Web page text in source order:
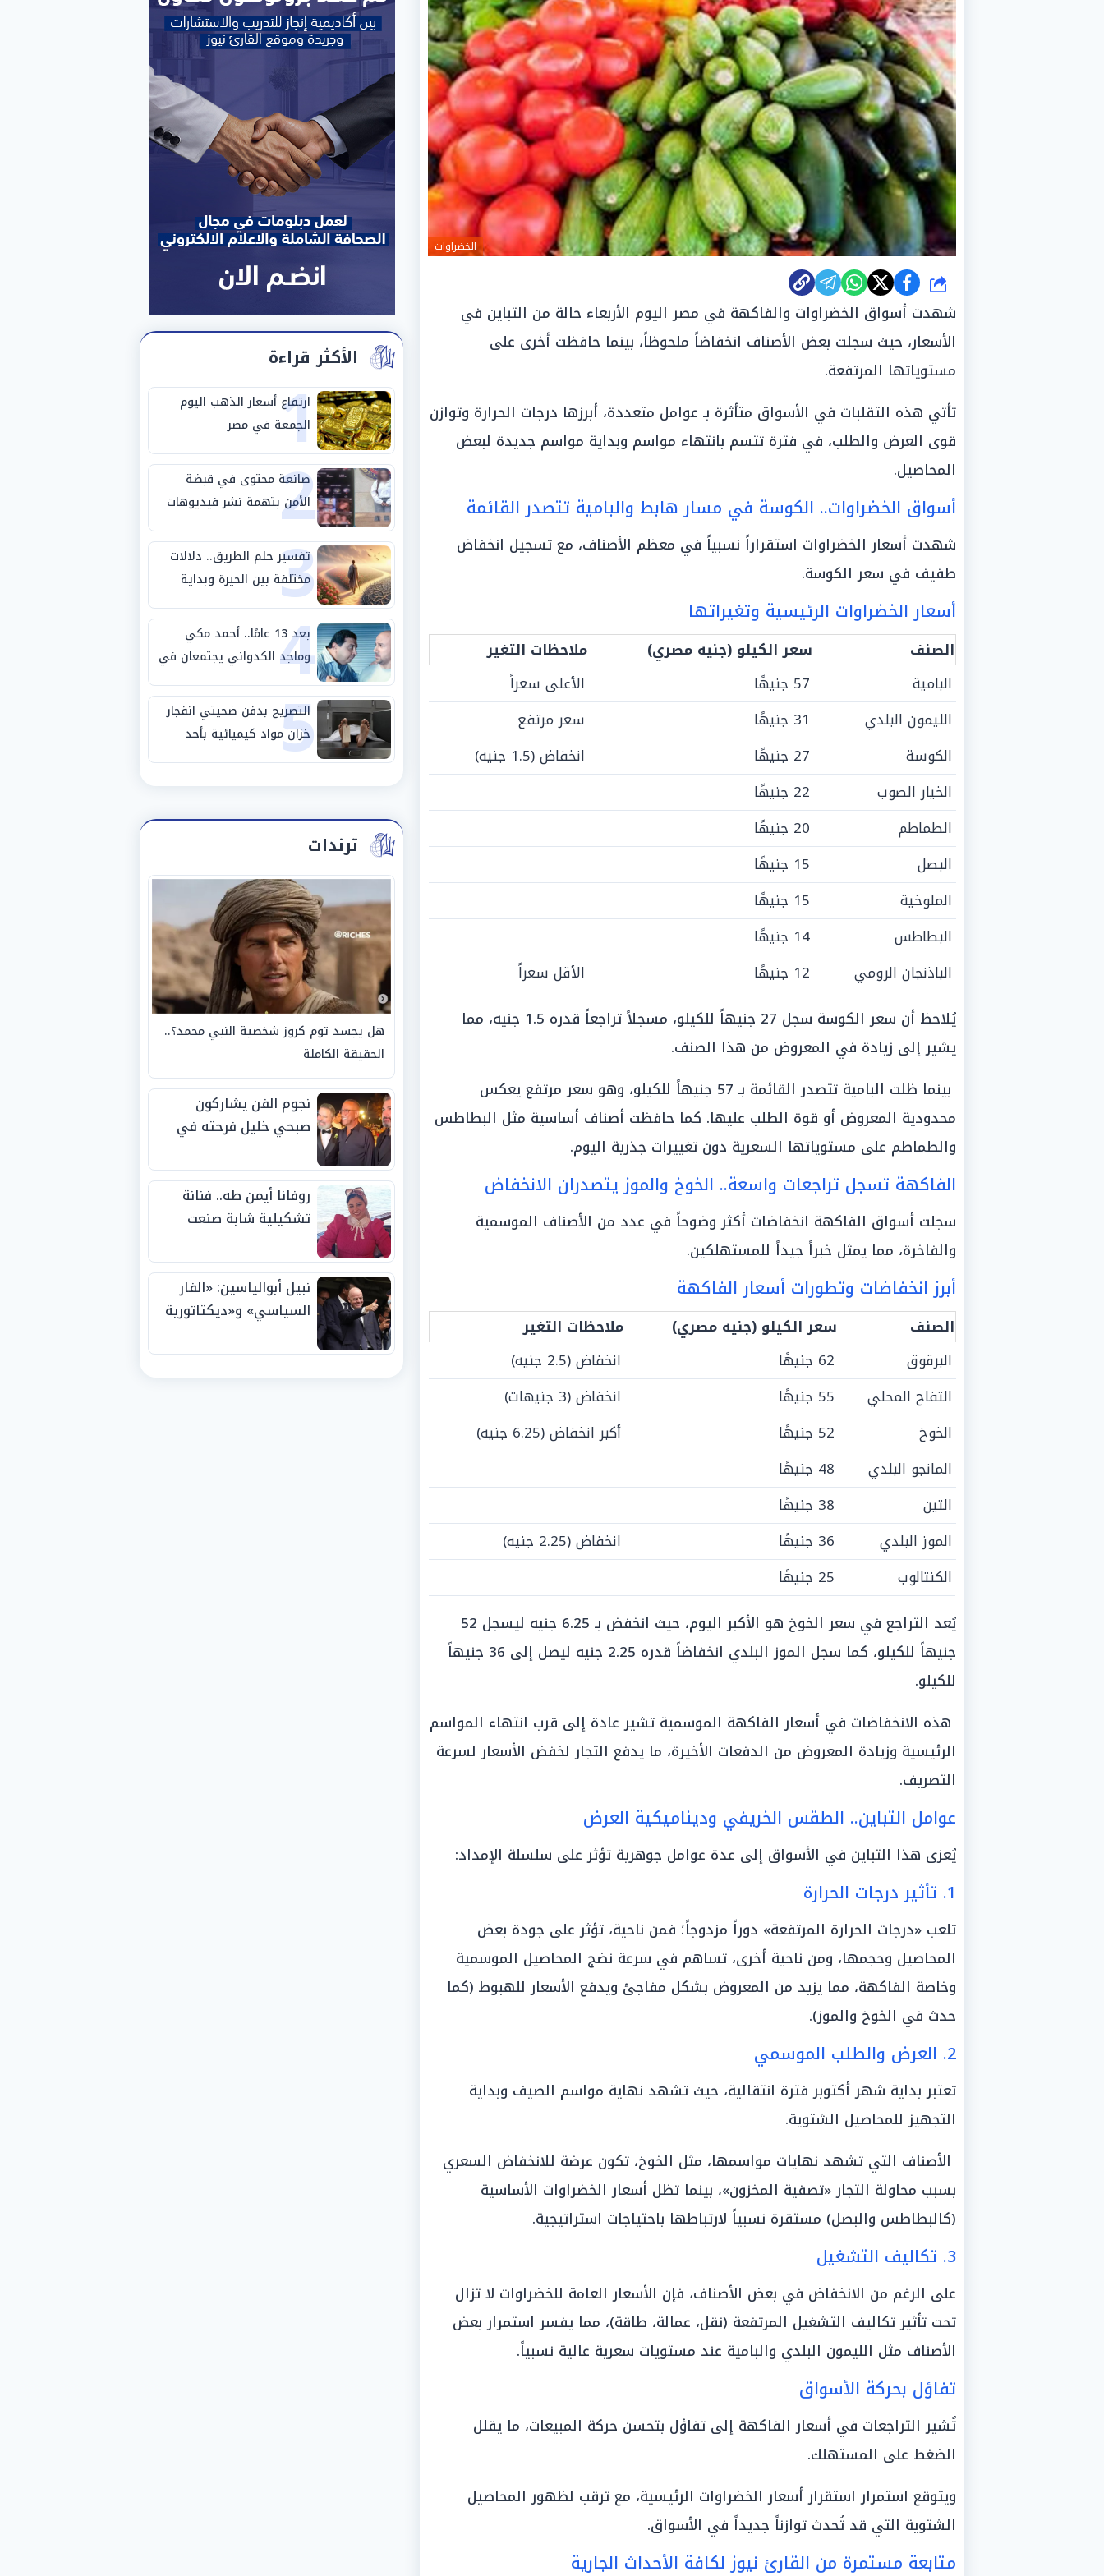
الخضراوات
شارك
شهدت أسواق الخضراوات والفاكهة في مصر اليوم الأربعاء حالة من التباين في
الأسعار، حيث سجلت بعض الأصناف انخفاضاً ملحوظاً، بينما حافظت أخرى على
مستوياتها المرتفعة.
تأتي هذه التقلبات في الأسواق متأثرة بـ عوامل متعددة، أبرزها درجات الحرارة وتوازن
قوى العرض والطلب، في فترة تتسم بانتهاء مواسم وبداية مواسم جديدة لبعض
المحاصيل.
أسواق الخضراوات.. الكوسة في مسار هابط والبامية تتصدر القائمة
شهدت أسعار الخضراوات استقراراً نسبياً في معظم الأصناف، مع تسجيل انخفاض
طفيف في سعر الكوسة.
أسعار الخضراوات الرئيسية وتغيراتها
الصنف سعر الكيلو (جنيه مصري)
ملاحظات التغير
البامية
57 جنيهًا
الأعلى سعراً
الليمون البلدي
31 جنيهًا
سعر مرتفع
الكوسة
27 جنيهًا
انخفاض (1.5 جنيه)
الخيار الصوب
22 جنيهًا
الطماطم
20 جنيهًا
البصل
15 جنيهًا
الملوخية
15 جنيهًا
البطاطس
14 جنيهًا
الباذنجان الرومي
12 جنيهًا
الأقل سعراً
يُلاحظ أن سعر الكوسة سجل 27 جنيهاً للكيلو، مسجلاً تراجعاً قدره 1.5 جنيه، مما
يشير إلى زيادة في المعروض من هذا الصنف.
بينما ظلت البامية تتصدر القائمة بـ 57 جنيهاً للكيلو، وهو سعر مرتفع يعكس
محدودية المعروض أو قوة الطلب عليها. كما حافظت أصناف أساسية مثل البطاطس
والطماطم على مستوياتها السعرية دون تغييرات جذرية اليوم.
الفاكهة تسجل تراجعات واسعة.. الخوخ والموز يتصدران الانخفاض
سجلت أسواق الفاكهة انخفاضات أكثر وضوحاً في عدد من الأصناف الموسمية
والفاخرة، مما يمثل خبراً جيداً للمستهلكين.
أبرز انخفاضات وتطورات أسعار الفاكهة
الصنف سعر الكيلو (جنيه مصري)
ملاحظات التغير
البرقوق
62 جنيهًا
انخفاض (2.5 جنيه)
التفاح المحلي
55 جنيهًا
انخفاض (3 جنيهات)
الخوخ
52 جنيهًا
أكبر انخفاض (6.25 جنيه)
المانجو البلدي
48 جنيهًا
التين
38 جنيهًا
الموز البلدي
36 جنيهًا
انخفاض (2.25 جنيه)
الكنتالوب
25 جنيهًا
يُعد التراجع في سعر الخوخ هو الأكبر اليوم، حيث انخفض بـ 6.25 جنيه ليسجل 52
جنيهاً للكيلو، كما سجل الموز البلدي انخفاضاً قدره 2.25 جنيه ليصل إلى 36 جنيهاً
للكيلو.
هذه الانخفاضات في أسعار الفاكهة الموسمية تشير عادة إلى قرب انتهاء المواسم
الرئيسية وزيادة المعروض من الدفعات الأخيرة، ما يدفع التجار لخفض الأسعار لسرعة
التصريف.
عوامل التباين.. الطقس الخريفي وديناميكية العرض
يُعزى هذا التباين في الأسواق إلى عدة عوامل جوهرية تؤثر على سلسلة الإمداد:
1. تأثير درجات الحرارة
تلعب «درجات الحرارة المرتفعة» دوراً مزدوجاً؛ فمن ناحية، تؤثر على جودة بعض
المحاصيل وحجمها، ومن ناحية أخرى، تساهم في سرعة نضج المحاصيل الموسمية
وخاصة الفاكهة، مما يزيد من المعروض بشكل مفاجئ ويدفع الأسعار للهبوط (كما
حدث في الخوخ والموز).
2. العرض والطلب الموسمي
تعتبر بداية شهر أكتوبر فترة انتقالية، حيث تشهد نهاية مواسم الصيف وبداية
التجهيز للمحاصيل الشتوية.
الأصناف التي تشهد نهايات مواسمها، مثل الخوخ، تكون عرضة للانخفاض السعري
بسبب محاولة التجار «تصفية المخزون»، بينما تظل أسعار الخضراوات الأساسية
(كالبطاطس والبصل) مستقرة نسبياً لارتباطها باحتياجات استراتيجية.
3. تكاليف التشغيل
على الرغم من الانخفاض في بعض الأصناف، فإن الأسعار العامة للخضراوات لا تزال
تحت تأثير تكاليف التشغيل المرتفعة (نقل، عمالة، طاقة)، مما يفسر استمرار بعض
الأصناف مثل الليمون البلدي والبامية عند مستويات سعرية عالية نسبياً.
تفاؤل بحركة الأسواق
تُشير التراجعات في أسعار الفاكهة إلى تفاؤل بتحسن حركة المبيعات، ما يقلل
الضغط على المستهلك.
ويتوقع استمرار استقرار أسعار الخضراوات الرئيسية، مع ترقب لظهور المحاصيل
الشتوية التي قد تُحدث توازناً جديداً في الأسواق.
متابعة مستمرة من القارئ نيوز لكافة الأحداث الجارية
الأكثر قراءة
1
ارتفاع أسعار الذهب اليوم
الجمعة في مصر
2
صانعة محتوى في قبضة
الأمن بتهمة نشر فيديوهات
خادشة للحياء
3
تفسير حلم الطريق.. دلالات
مختلفة بين الحيرة وبداية
مرحلة جديدة
4 بعد 13 عامًا.. أحمد مكي
وماجد الكدواني يجتمعان في
«فرصة سعيدة»
5
التصريح بدفن ضحيتي انفجار
خزان مواد كيميائية بأحد
مصانع الفيوم
ترندات
هل يجسد توم كروز شخصية النبي محمد؟..
الحقيقة الكاملة
نجوم الفن يشاركون
صبحي خليل فرحته في
روفانا أيمن طه.. فنانة
تشكيلية شابة صنعت
الجوائز منذ الصغر
نبيل أبوالياسين: «الفار
السياسي» و«ديكتاتورية
الفيفا».. وإقالة